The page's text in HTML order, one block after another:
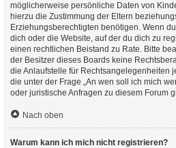
möglicherweise persönliche Daten von
hierzu die Zustimmung der Eltern
Erziehungsberechtigten benötigen. Wenn
dich oder die Website, auf der du dich zu
einen rechtlichen Beistand zu Rate. Bitte
der Besitzer dieses Boards keine
die Anlaufstelle für Rechtsangelegenheiten
die unter der Frage „An wen soll ich mich
oder juristische Anfragen zu diesem Forum
Nach oben
Warum kann ich mich nicht registrieren?